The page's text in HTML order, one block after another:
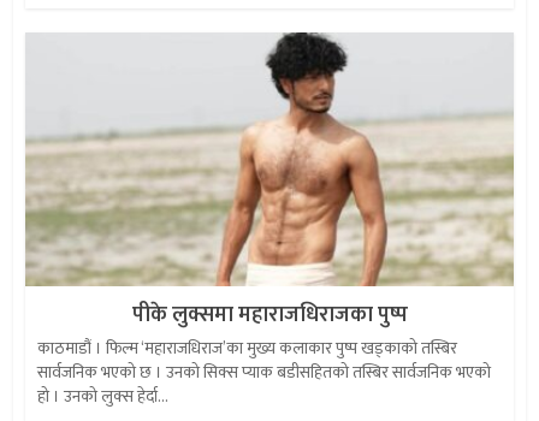
पीके लुक्समा महाराजधिराजका पुष्प
काठमाडौं । फिल्म ‘महाराजधिराज’का मुख्य कलाकार पुष्प खड्काको तस्बिर
सार्वजनिक भएको छ । उनको सिक्स प्याक बडीसहितको तस्बिर सार्वजनिक भएको
हो । उनको लुक्स हेर्दा...